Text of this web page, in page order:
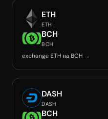
ETH
ETH
BCH
BCH
exchange ETH на BCH →
DASH
DASH
BCH